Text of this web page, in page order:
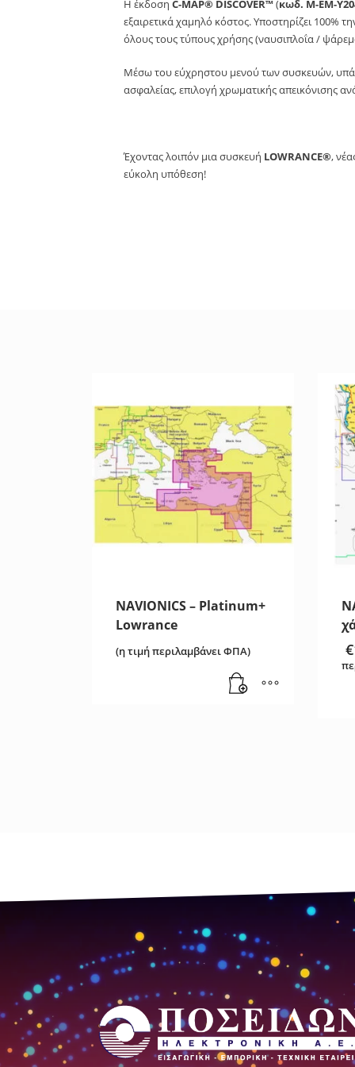
Η έκδοση C-MAP® DISCOVER™(κωδ. M-EM-
εξαιρετικά χαμηλό κόστος. Υποστηρίζει 100%
όλους τους τύπους χρήσης (ναυσιπλοΐα /
Μέσω του εύχρηστου μενού των συσκευών,
ασφαλείας, επιλογή χρωματικής απεικόνισης
Έχοντας λοιπόν μια συσκευή LOWRANCE®,
εύκολη υπόθεση!
NAVIONICS – Platinum+
Lowrance
(η τιμή περιλαμβάνει ΦΠΑ) €